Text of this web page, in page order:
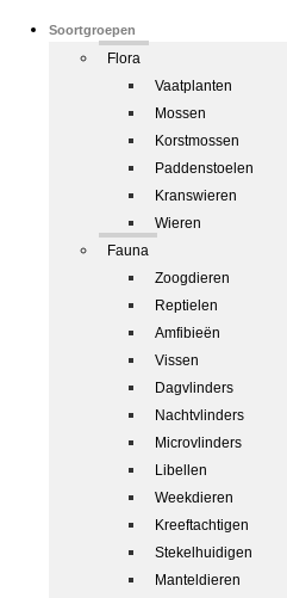
Soortgroepen
Flora
Vaatplanten
Mossen
Korstmossen
Paddenstoelen
Kranswieren
Wieren
Fauna
Zoogdieren
Reptielen
Amfibieën
Vissen
Dagvlinders
Nachtvlinders
Microvlinders
Libellen
Weekdieren
Kreeftachtigen
Stekelhuidigen
Manteldieren